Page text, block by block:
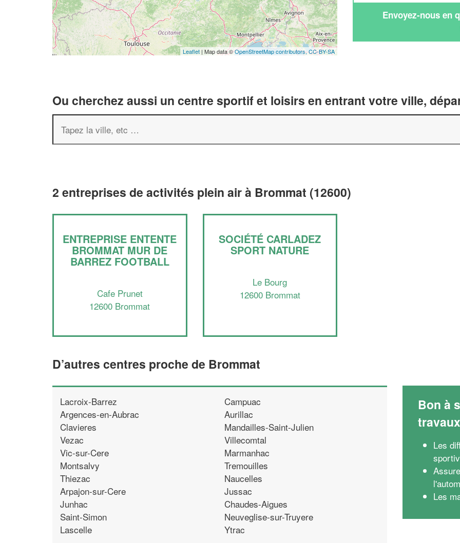
Leaflet | Map data ©OpenStreetMap contributors,CC-BY-SA
Envoyez-nous en
Ou cherchez aussi un centre sportif et loisirs en entrant votre ville,
2 entreprises de activités plein air à Brommat (12600)
ENTREPRISE ENTENTE
BROMMAT MUR DE
BARREZ FOOTBALL
Cafe Prunet
12600 Brommat
SOCIÉTÉ CARLADEZ
SPORT NATURE
Le Bourg
12600 Brommat
D’autres centres proche de Brommat
Lacroix-Barrez
Argences-en-Aubrac
Clavieres
Vezac
Vic-sur-Cere
Montsalvy
Thiezac
Arpajon-sur-Cere
Junhac
Saint-Simon
Lascelle
Campuac
Aurillac
Mandailles-Saint-Julien
Villecomtal
Marmanhac
Tremouilles
Naucelles
Jussac
Chaudes-Aigues
Neuveglise-sur-Truyere
Ytrac
Bon à
travaux
Les
Les